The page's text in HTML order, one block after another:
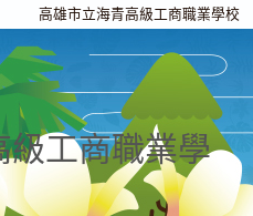
高雄市立海青高級工商職業學校
級工商職業學